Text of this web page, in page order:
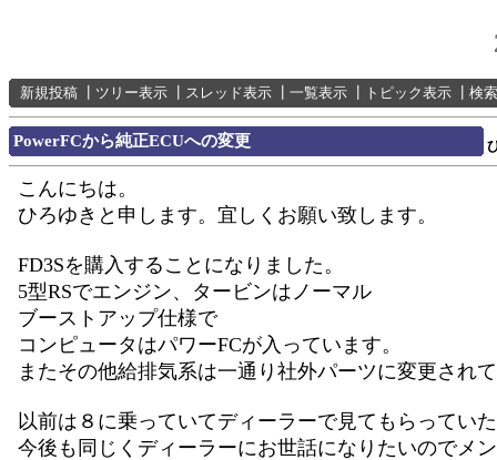
新規投稿 ツリー表示 スレッド表示 一覧表示 トピック表示 検索
PowerFCから純正ECUへの変更
こんにちは。
ひろゆきと申します。宜しくお願い致します。
FD3Sを購入することになりました。
5型RSでエンジン、タービンはノーマル
ブーストアップ仕様で
コンピュータはパワーFCが入っています。
またその他給排気系は一通り社外パーツに変更され
以前は８に乗っていてディーラーで見てもらってい
今後も同じくディーラーにお世話になりたいのでメ